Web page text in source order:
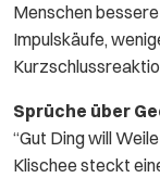
Menschen
Impulskäufe,
Sprüche über
“Gut Ding will
Klischee steckt